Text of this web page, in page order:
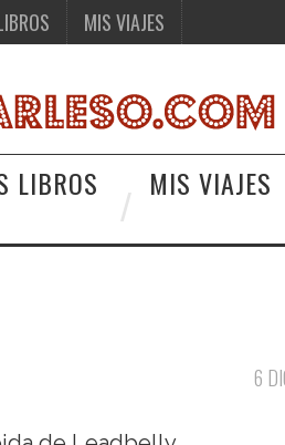
MIS VIAJES
LIBROS MIS VIAJES
6